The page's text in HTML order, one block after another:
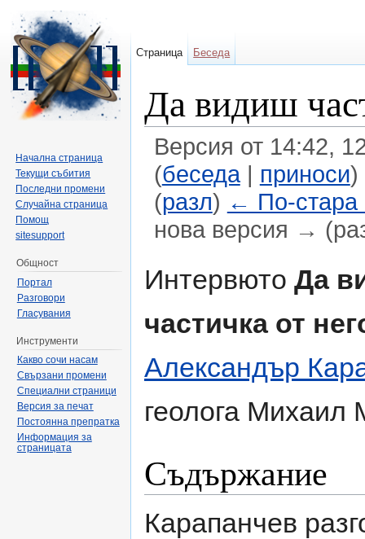
Да видиш
Версия от 14:42,
(беседа| приноси)
(разл) ← По-стара
нова версия →
Интервюто Да
частичка от
Александър
геолога Михаил
Съдържание
Карапанчев
Страница Беседа
Начална страница
Текущи събития
Последни промени
Случайна страница
Помощ
sitesupport
Общност
Портал
Разговори
Гласувания
Инструменти
Какво сочи насам
Свързани промени
Специални страници
Версия за печат
Постоянна препратка
Информация за
страницата